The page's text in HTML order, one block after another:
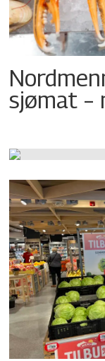
sjømat –